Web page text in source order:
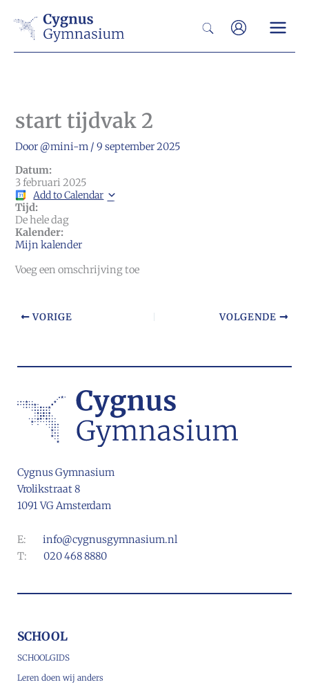
naar
Zoeken
start tijdvak 2
Door @mini-m /9 september 2025
Datum:
3 februari 2025
Add to Calendar
Tijd:
De hele dag
Kalender:
Mijn kalender
Voeg een omschrijving toe
VORIGE VOLGENDE
Cygnus Gymnasium
Vrolikstraat 8
1091 VG Amsterdam
E: info@cygnusgymnasium.nl
T: 020 468 8880
SCHOOL
SCHOOLGIDS
Leren doen wij anders